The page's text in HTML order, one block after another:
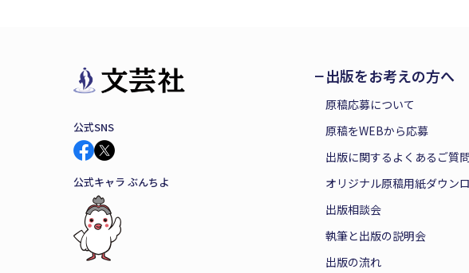
公式SNS
公式キャラ ぶんちよ
出版をお考えの方へ
原稿応募について
原稿をWEBから応募
出版に関するよくあるご質
オリジナル原稿用紙ダウン
出版相談会
執筆と出版の説明会
出版の流れ